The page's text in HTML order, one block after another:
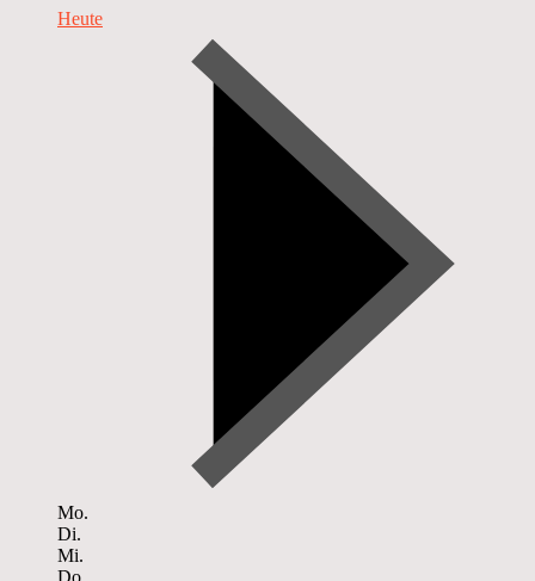
Heute
Mo.
Di.
Mi.